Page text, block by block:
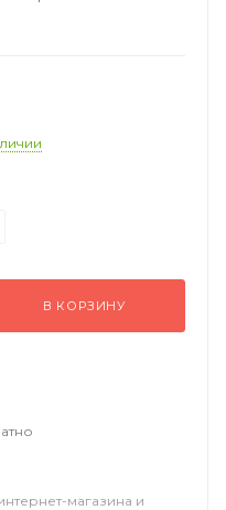
В КОРЗИНУ
магазина и